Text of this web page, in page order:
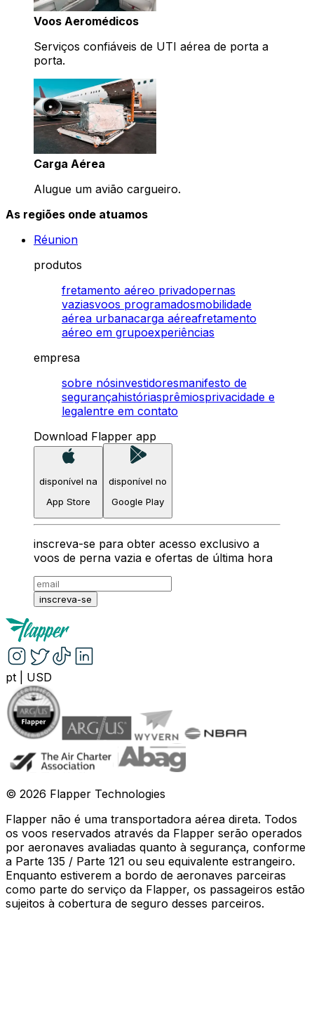
Voos Aeromédicos
Serviços confiáveis de UTI aérea de porta a
porta.
Carga Aérea
Alugue um avião cargueiro.
As regiões onde atuamos
Réunion
produtos
fretamento aéreo privadopernas
vaziasvoos programadosmobilidade
aérea urbanacarga aéreafretamento
aéreo em grupoexperiências
empresa
sobre nósinvestidoresmanifesto de
segurançahistóriasprêmiosprivacidade e
legalentre em contato
Download Flapper app
disponível na
App Store
disponível no
Google Play
inscreva-se para obter acesso exclusivo a
voos de perna vazia e ofertas de última hora
inscreva-se
pt USD
© 2026 Flapper Technologies
Flapper não é uma transportadora aérea direta. Todos
os voos reservados através da Flapper serão operados
por aeronaves avaliadas quanto à segurança, conforme
a Parte 135 / Parte 121 ou seu equivalente estrangeiro.
Enquanto estiverem a bordo de aeronaves parceiras
como parte do serviço da Flapper, os passageiros estão
sujeitos à cobertura de seguro desses parceiros.